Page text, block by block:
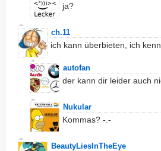
ja?
ch.11
ich kann überbieten, ich
autofan
der kann dir leider auch
Nukular
Kommas? -.-
BeautyLiesInTheEye